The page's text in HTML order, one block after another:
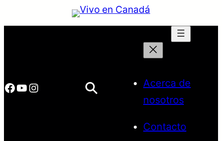
al
Facebook
YouTube
Instagram
Acerca de
nosotros
Contacto